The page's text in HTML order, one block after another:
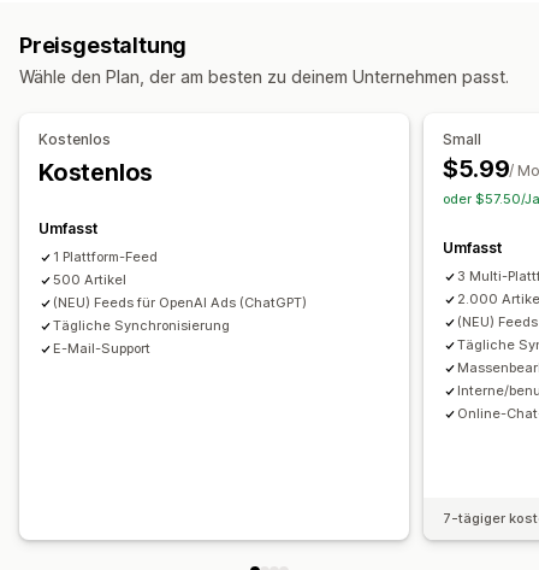
Feed-Management
Geplante Synchronisierung
Inventar-Support
Produktsynchronisierung
Preisgestaltung
Wähle den Plan, der am besten zu deinem Unternehmen passt.
Kostenlos
Kostenlos
Umfasst
1 Plattform-Feed
500 Artikel
(NEU) Feeds für OpenAI Ads (ChatGPT)
Tägliche Synchronisierung
E-Mail-Support
Small
$5.99/
oder $57.50/
Umfasst
3 Multi-
2.000
(NEU)
Tägliche
Interne/
Online-
7-tägiger